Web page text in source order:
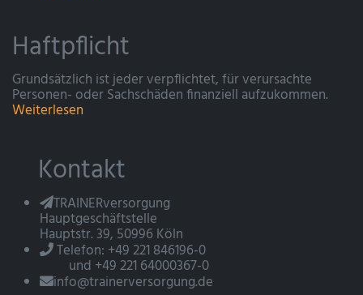
Haftpflicht
Grundsätzlich ist jeder verpflichtet, für verursachte
Personen- oder Sachschäden finanziell aufzukommen.
Weiterlesen
Kontakt
TRAINERversorgung
Hauptgeschäftstelle
Hauptstr. 39, 50996 Köln
Telefon: +49 221 846196-0
und +49 221 64000367-0
info@trainerversorgung.de